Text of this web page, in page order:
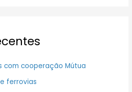
com cooperação Mútua
ferrovias